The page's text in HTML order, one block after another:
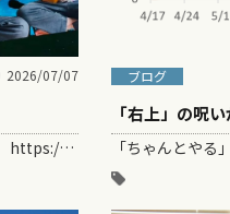
2026/07/07
今日は七夕だぞーこれどうぞ！ https://youtu.be/ckfmNk4uvD4 …
ブログ
「右上」の呪